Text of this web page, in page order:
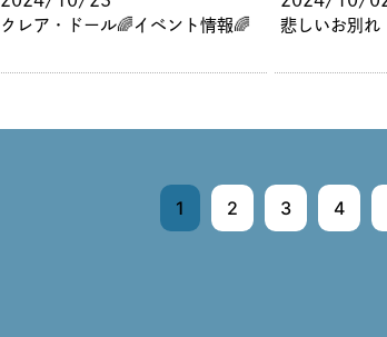
クレア・ドール🌈イベント情報🌈 悲しいお別れ
1 2 3 4